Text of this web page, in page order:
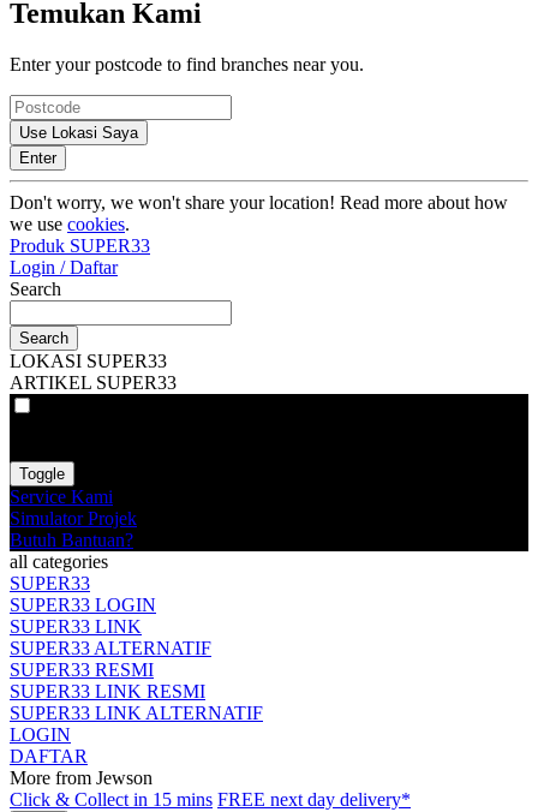
Temukan Kami
Enter your postcode to find branches near you.
Use Lokasi Saya
Enter
Don't worry, we won't share your location! Read more about how
we use cookies.
Produk SUPER33
Login / Daftar
Search
Search
LOKASI SUPER33
ARTIKEL SUPER33
Toggle
Service Kami
Simulator Projek
Butuh Bantuan?
all categories
SUPER33
SUPER33 LOGIN
SUPER33 LINK
SUPER33 ALTERNATIF
SUPER33 RESMI
SUPER33 LINK RESMI
SUPER33 LINK ALTERNATIF
LOGIN
DAFTAR
More from Jewson
Click & Collect in 15 mins FREE next day delivery*